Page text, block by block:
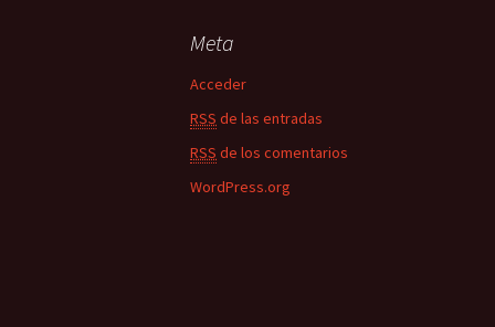
Meta
Acceder
RSS de las entradas
RSS de los comentarios
WordPress.org